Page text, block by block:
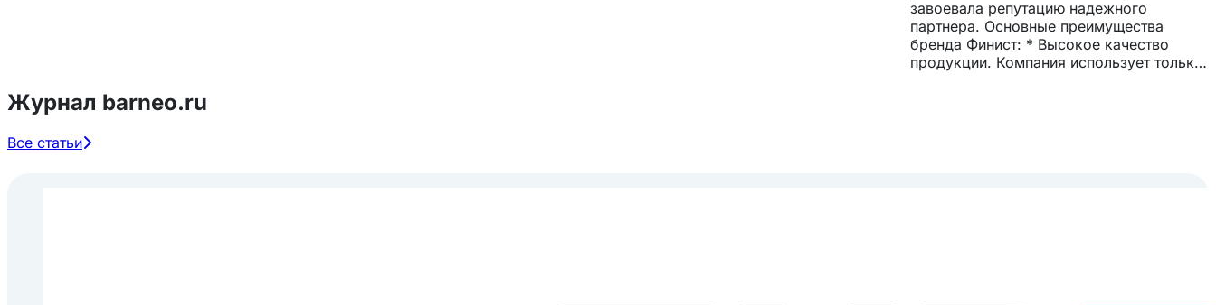
завоевала репутацию надежного
партнера. Основные преимущества
бренда Финист: * Высокое качество
продукции. Компания использует только
Журнал barneo.ru
Все статьи